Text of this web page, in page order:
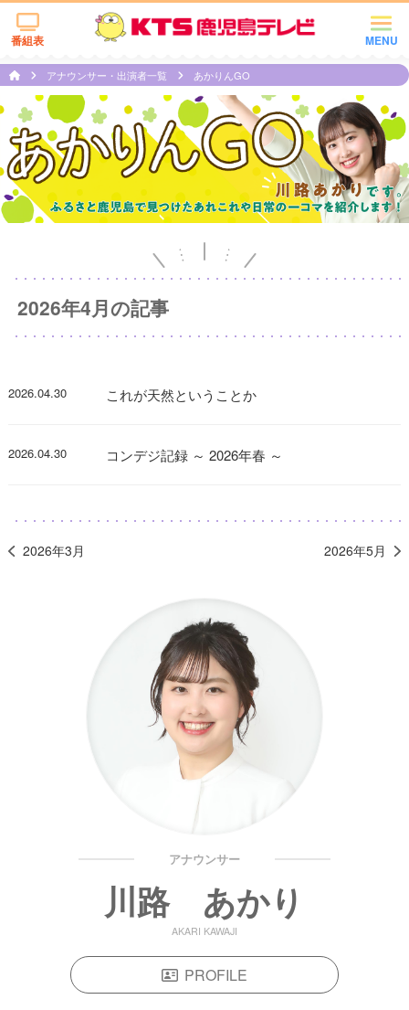
MENU
番組表
アナウンサー・出演者一覧 あかりんGO
2026年4月の記事
2026.04.30 これが天然ということか
2026.04.30 コンデジ記録 ～ 2026年春 ～
2026年3月 2026年5月
アナウンサー
川路 あかり
AKARI KAWAJI
PROFILE